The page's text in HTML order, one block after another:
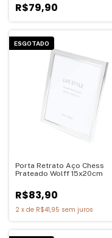
R$79,90
ESGOTADO
Porta Retrato Aço Chess
Prateado Wolff 15x20cm
R$83,90
2 x de R$41,95 sem juros